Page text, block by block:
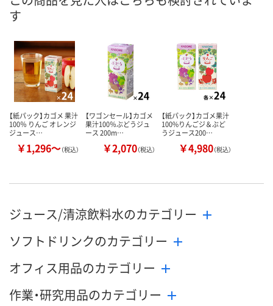
カゴへ カゴへ
す
【紙パック】カゴメ 果汁
100％ りんご オレンジ
ジュース…
￥1,296～（税込）
【ワゴンセール】カゴメ
果汁100％ぶどうジュ
ース 200m…
￥2,070（税込）
【紙パック】カゴメ果汁
100%りんごジ＆ぶど
うジュース200…
￥4,980（税込）
ジュース/清涼飲料水のカテゴリー
ソフトドリンクのカテゴリー
オフィス用品のカテゴリー
作業・研究用品のカテゴリー